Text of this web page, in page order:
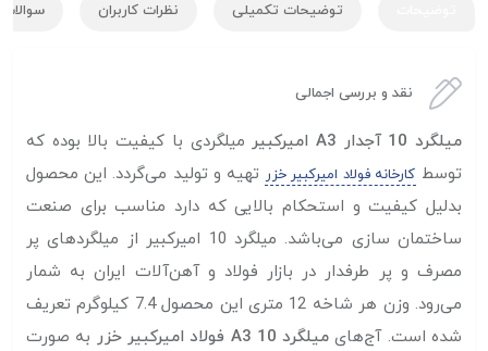
توضیحات تکمیلی نظرات کاربران سوالات
نقد و بررسی اجمالی
میلگرد 10 آجدار A3 امیرکبیر
میلگردی با کیفیت بالا بوده که
توسط کارخانه فولاد امیرکبیر خزر تهیه و تولید می‌گردد. این محصول
بدلیل کیفیت و استحکام بالایی که دارد مناسب برای صنعت
ساختمان سازی می‌باشد. میلگرد 10 امیرکبیر از میلگرد‌های پر
مصرف و پر طرفدار در بازار فولاد و آهن‌آلات ایران به شمار
می‌رود. وزن هر شاخه 12 متری این محصول 7.4 کیلوگرم تعریف
شده است. آج‌های میلگرد 10 A3 فولاد امیرکبیر خزر
به صورت